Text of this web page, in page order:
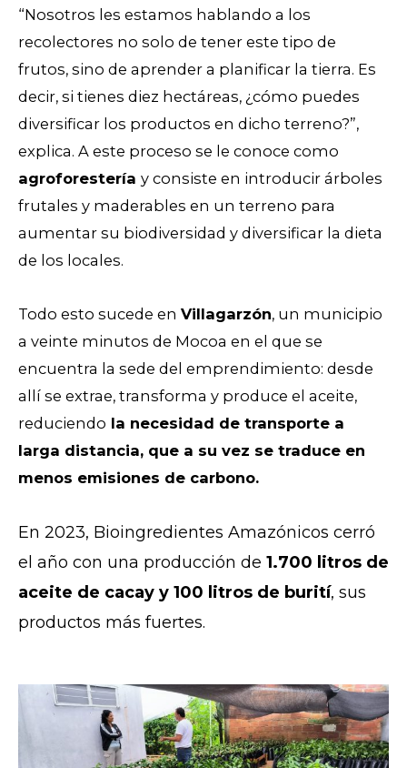
“Nosotros les estamos hablando a los
recolectores no solo de tener este tipo de
frutos, sino de aprender a planificar la tierra. Es
decir, si tienes diez hectáreas, ¿cómo puedes
diversificar los productos en dicho terreno?”,
explica. A este proceso se le conoce como
agroforestería y consiste en introducir árboles
frutales y maderables en un terreno para
aumentar su biodiversidad y diversificar la dieta
de los locales.
Todo esto sucede en Villagarzón, un municipio
a veinte minutos de Mocoa en el que se
encuentra la sede del emprendimiento: desde
allí se extrae, transforma y produce el aceite,
reduciendo la necesidad de transporte a
larga distancia, que a su vez se traduce en
menos emisiones de carbono.
En 2023, Bioingredientes Amazónicos cerró
el año con una producción de 1.700 litros de
aceite de cacay y 100 litros de burití, sus
productos más fuertes.